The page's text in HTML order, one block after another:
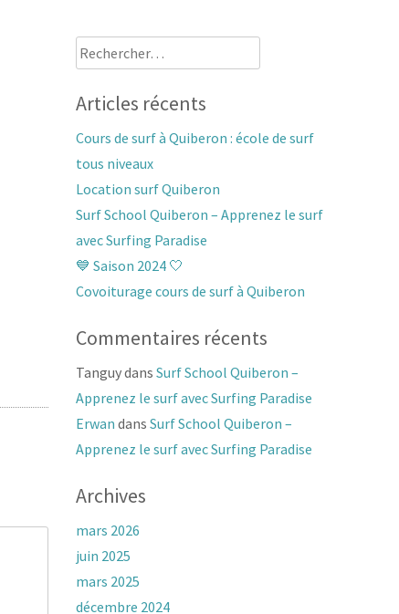
Rechercher :
Articles récents
Cours de surf à Quiberon : école de surf
tous niveaux
Location surf Quiberon
Surf School Quiberon – Apprenez le surf
avec Surfing Paradise
💙 Saison 2024 🤍
Covoiturage cours de surf à Quiberon
Commentaires récents
Tanguydans Surf School Quiberon –
Apprenez le surf avec Surfing Paradise
Erwan dans Surf School Quiberon –
Apprenez le surf avec Surfing Paradise
Archives
mars 2026
juin 2025
mars 2025
décembre 2024